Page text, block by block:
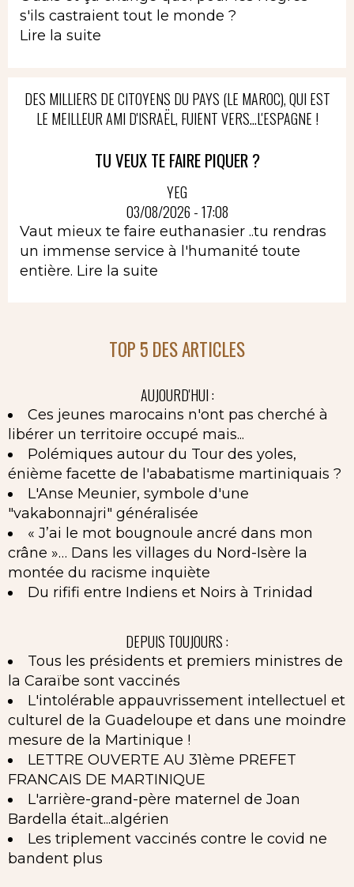
s'ils castraient tout le monde ?
Lire la suite
DES MILLIERS DE CITOYENS DU PAYS (LE MAROC), QUI EST
LE MEILLEUR AMI D'ISRAËL, FUIENT VERS...L'ESPAGNE !
TU VEUX TE FAIRE PIQUER ?
YEG
03/08/2026 - 17:08
Vaut mieux te faire euthanasier ..tu rendras
un immense service à l'humanité toute
entière. Lire la suite
TOP 5 DES ARTICLES
AUJOURD'HUI :
Ces jeunes marocains n'ont pas cherché à
libérer un territoire occupé mais...
Polémiques autour du Tour des yoles,
énième facette de l'ababatisme martiniquais ?
L'Anse Meunier, symbole d'une
"vakabonnajri" généralisée
« J’ai le mot bougnoule ancré dans mon
crâne »… Dans les villages du Nord-Isère la
montée du racisme inquiète
Du rififi entre Indiens et Noirs à Trinidad
DEPUIS TOUJOURS :
Tous les présidents et premiers ministres de
la Caraïbe sont vaccinés
L'intolérable appauvrissement intellectuel et
culturel de la Guadeloupe et dans une moindre
mesure de la Martinique !
LETTRE OUVERTE AU 31ème PREFET
FRANCAIS DE MARTINIQUE
L'arrière-grand-père maternel de Joan
Bardella était...algérien
Les triplement vaccinés contre le covid ne
bandent plus